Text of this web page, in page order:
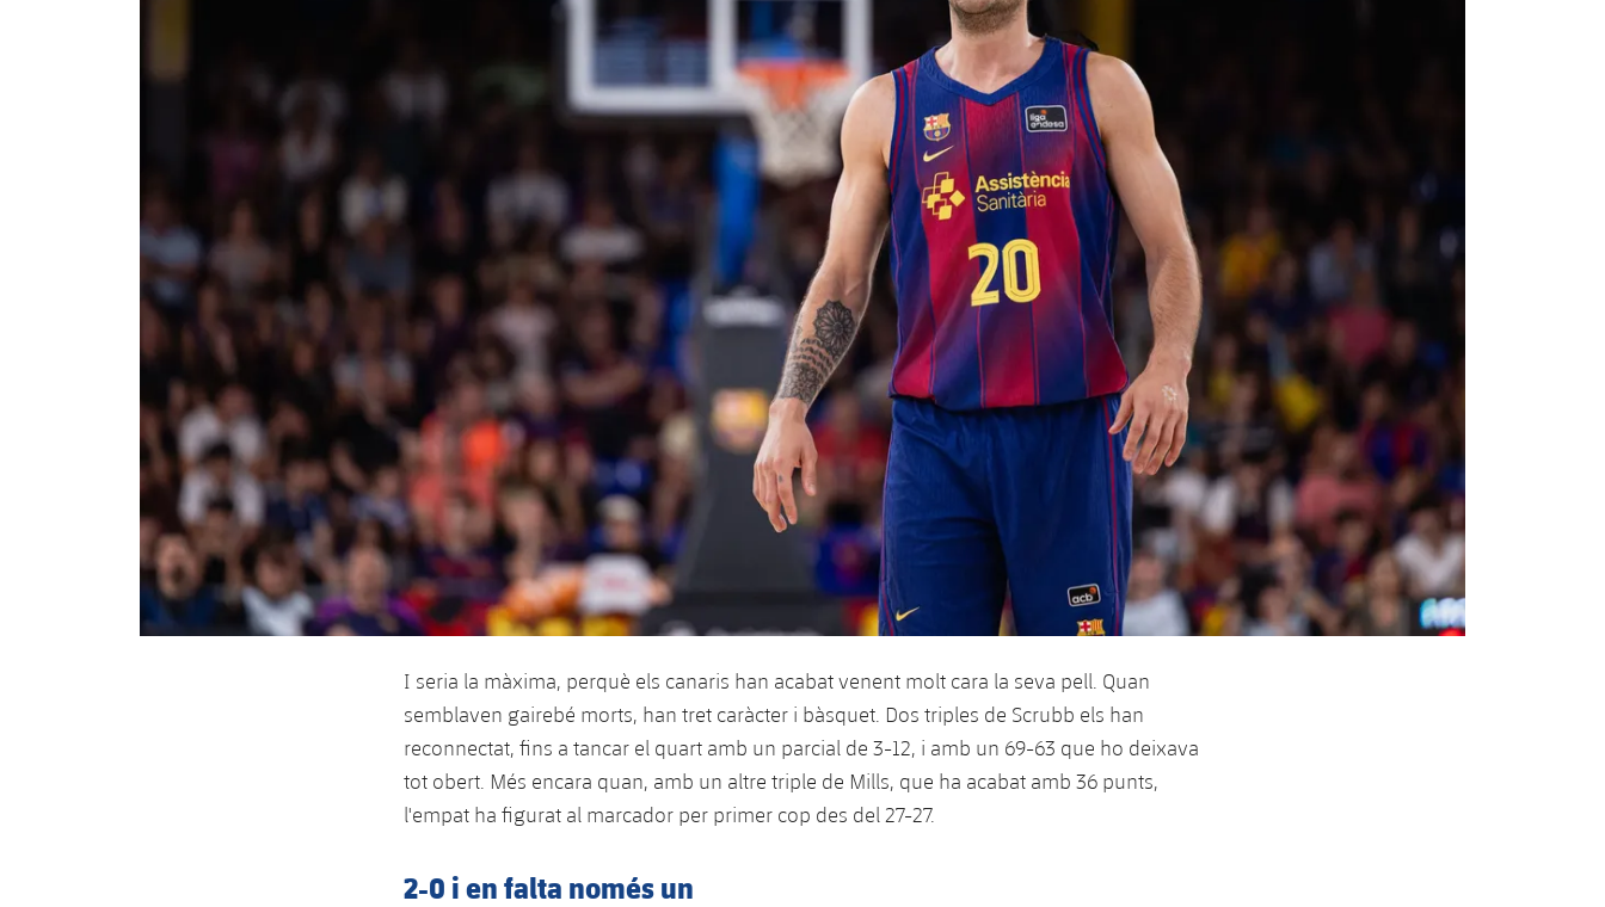
I seria la màxima, perquè els canaris han acabat venent molt cara la seva pell. Quan
semblaven gairebé morts, han tret caràcter i bàsquet. Dos triples de Scrubb els han
reconnectat, fins a tancar el quart amb un parcial de 3-12, i amb un 69-63 que ho deixava
tot obert. Més encara quan, amb un altre triple de Mills, que ha acabat amb 36 punts,
l'empat ha figurat al marcador per primer cop des del 27-27.
2-0 i en falta només un